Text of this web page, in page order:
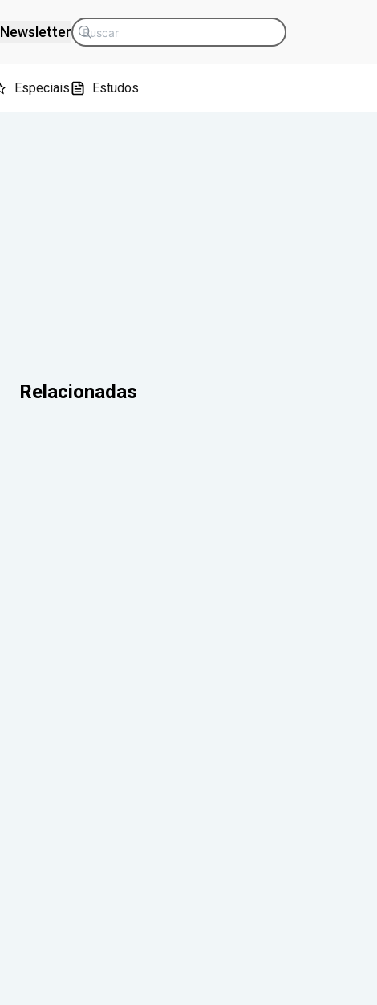
Newsletter
Especiais Estudos
Relacionadas